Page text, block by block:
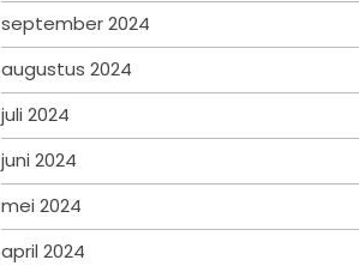
september 2024
augustus 2024
juli 2024
juni 2024
mei 2024
april 2024